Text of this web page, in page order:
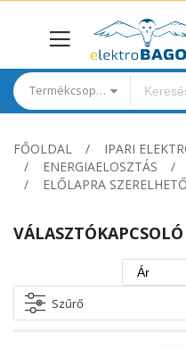
Termékcsoportok
FŐOLDAL
IPARI
ENERGIAELOSZTÁS
ELŐLAPRA SZERELHETŐ
VÁLASZTÓKAPCSOLÓ
Szűrő